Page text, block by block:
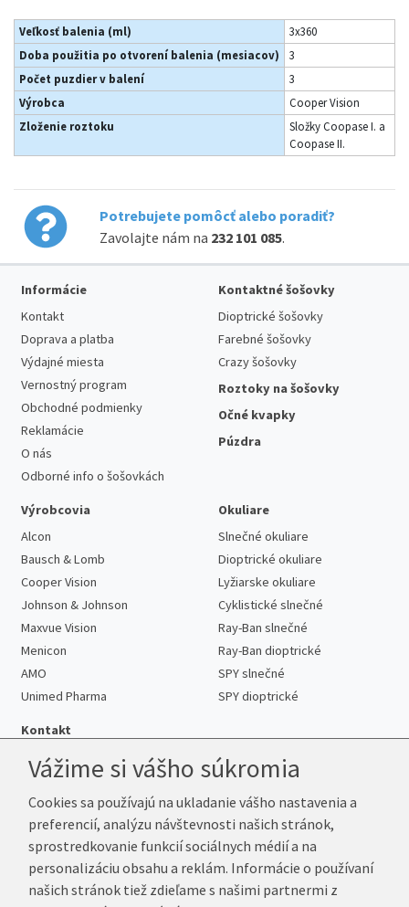
Veľkosť balenia (ml)
3x360
Doba použitia po otvorení balenia (mesiacov)
3
Počet puzdier v balení
3
Výrobca
Cooper Vision
Zloženie roztoku
Složky Coopase I. a
Coopase II.
Potrebujete pomôcť alebo poradiť?
Zavolajte nám na 232 101 085.
Informácie
Kontakt
Doprava a platba
Výdajné miesta
Vernostný program
Obchodné podmienky
Reklamácie
O nás
Odborné info o šošovkách
Kontaktné šošovky
Dioptrické šošovky
Farebné šošovky
Crazy šošovky
Roztoky na šošovky
Očné kvapky
Púzdra
Výrobcovia
Alcon
Bausch & Lomb
Cooper Vision
Johnson & Johnson
Maxvue Vision
Menicon
AMO
Unimed Pharma
Okuliare
Slnečné okuliare
Dioptrické okuliare
Lyžiarske okuliare
Cyklistické slnečné
Ray-Ban slnečné
Ray-Ban dioptrické
SPY slnečné
SPY dioptrické
Kontakt
Telefón:+421 222 205 863
E-mail:info@kup-sosovky.sk
Reklamačná adresa
Andrea Votavová
Vážime si vášho súkromia
Cookies sa používajú na ukladanie vášho nastavenia a
preferencií, analýzu návštevnosti našich stránok,
sprostredkovanie funkcií sociálnych médií a na
personalizáciu obsahu a reklám. Informácie o používaní
našich stránok tiež zdieľame s našimi partnermi z